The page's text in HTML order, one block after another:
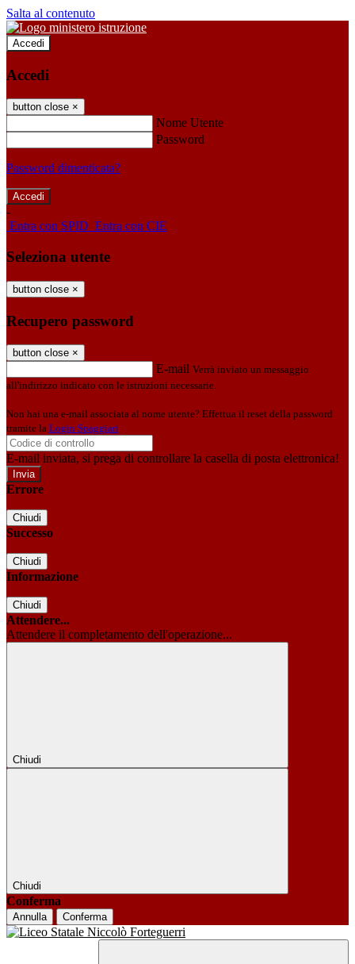
Salta al contenuto
Accedi
Accedi
button close ×
Nome Utente
Password
Password dimenticata?
-
Entra con SPID Entra con CIE
Seleziona utente
button close ×
Recupero password
button close ×
E-mail Verrà inviato un messaggio
all'indirizzo indicato con le istruzioni necessarie.
Non hai una e-mail associata al nome utente? Effettua il reset della password
tramite la Login Spaggiari
E-mail inviata, si prega di controllare la casella di posta elettronica!
Errore
Chiudi
Successo
Chiudi
Informazione
Chiudi
Attendere...
Attendere il completamento dell'operazione...
Chiudi
Chiudi
Conferma
Annulla Conferma